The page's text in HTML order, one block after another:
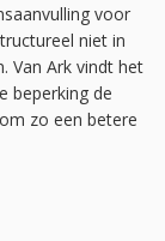
voor
niet in
Van Ark vindt het
beperking de
zo een betere